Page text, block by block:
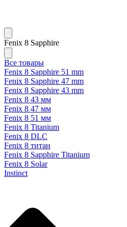
Fenix 8 Sapphire
Все товары
Fenix 8 Sapphire 51 mm
Fenix 8 Sapphire 47 mm
Fenix 8 Sapphire 43 mm
Fenix 8 43 мм
Fenix 8 47 мм
Fenix 8 51 мм
Fenix 8 Titanium
Fenix 8 DLC
Fenix 8 титан
Fenix 8 Sapphire Titanium
Fenix 8 Solar
Instinct